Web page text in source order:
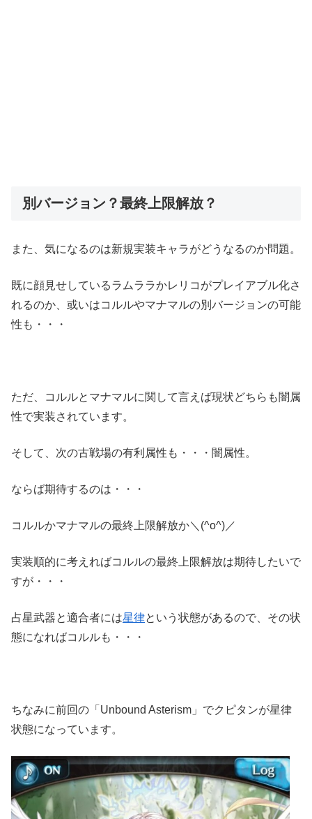
別バージョン？最終上限解放？
また、気になるのは新規実装キャラがどうなるのか問題。
既に顔見せしているラムララかレリコがプレイアブル化さ
れるのか、或いはコルルやマナマルの別バージョンの可能
性も・・・
ただ、コルルとマナマルに関して言えば現状どちらも闇属
性で実装されています。
そして、次の古戦場の有利属性も・・・闇属性。
ならば期待するのは・・・
コルルかマナマルの最終上限解放か＼(^o^)／
実装順的に考えればコルルの最終上限解放は期待したいで
すが・・・
占星武器と適合者には星律という状態があるので、その状
態になればコルルも・・・
ちなみに前回の「Unbound Asterism」でクピタンが星律
状態になっています。